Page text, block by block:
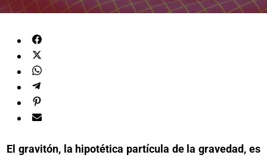
El gravitón, la hipotética partícula de la gravedad, es